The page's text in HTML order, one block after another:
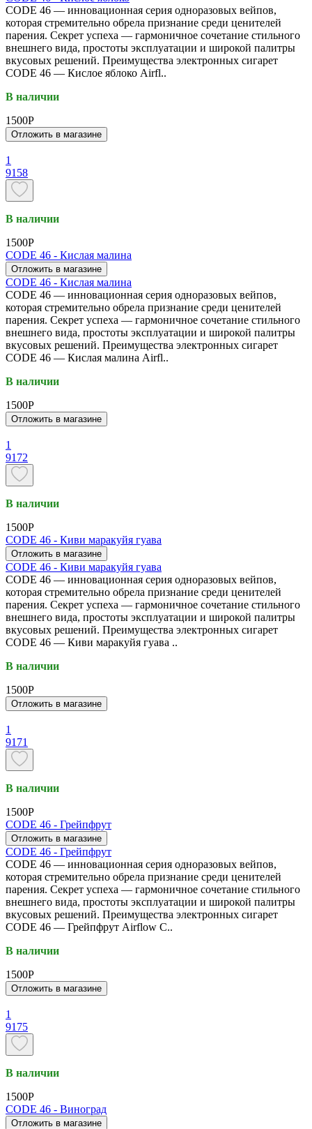
CODE 46 — инновационная серия одноразовых вейпов,
которая стремительно обрела признание среди ценителей
парения. Секрет успеха — гармоничное сочетание стильного
внешнего вида, простоты эксплуатации и широкой палитры
вкусовых решений. Преимущества электронных сигарет
CODE 46 — Кислое яблоко Airfl..
В наличии
1500P
Отложить в магазине
1
9158
В наличии
1500P
CODE 46 - Кислая малина
Отложить в магазине
CODE 46 - Кислая малина
CODE 46 — инновационная серия одноразовых вейпов,
которая стремительно обрела признание среди ценителей
парения. Секрет успеха — гармоничное сочетание стильного
внешнего вида, простоты эксплуатации и широкой палитры
вкусовых решений. Преимущества электронных сигарет
CODE 46 — Кислая малина Airfl..
В наличии
1500P
Отложить в магазине
1
9172
В наличии
1500P
CODE 46 - Киви маракуйя гуава
Отложить в магазине
CODE 46 - Киви маракуйя гуава
CODE 46 — инновационная серия одноразовых вейпов,
которая стремительно обрела признание среди ценителей
парения. Секрет успеха — гармоничное сочетание стильного
внешнего вида, простоты эксплуатации и широкой палитры
вкусовых решений. Преимущества электронных сигарет
CODE 46 — Киви маракуйя гуава ..
В наличии
1500P
Отложить в магазине
1
9171
В наличии
1500P
CODE 46 - Грейпфрут
Отложить в магазине
CODE 46 - Грейпфрут
CODE 46 — инновационная серия одноразовых вейпов,
которая стремительно обрела признание среди ценителей
парения. Секрет успеха — гармоничное сочетание стильного
внешнего вида, простоты эксплуатации и широкой палитры
вкусовых решений. Преимущества электронных сигарет
CODE 46 — Грейпфрут Airflow C..
В наличии
1500P
Отложить в магазине
1
9175
В наличии
1500P
CODE 46 - Виноград
Отложить в магазине